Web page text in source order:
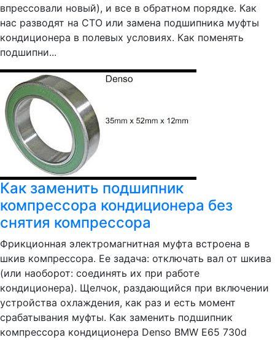
впрессовали новый), и все в обратном порядке. Как
нас разводят на СТО или замена подшипника муфты
кондиционера в полевых условиях. Как поменять
подшипни...
Как заменить подшипник
компрессора кондиционера без
снятия компрессора
Фрикционная электромагнитная муфта встроена в
шкив компрессора. Ее задача: отключать вал от шкива
(или наоборот: соединять их при работе
кондиционера). Щелчок, раздающийся при включении
устройства охлаждения, как раз и есть момент
срабатывания муфты. Как заменить подшипник
компрессора кондиционера Denso BMW E65 730d